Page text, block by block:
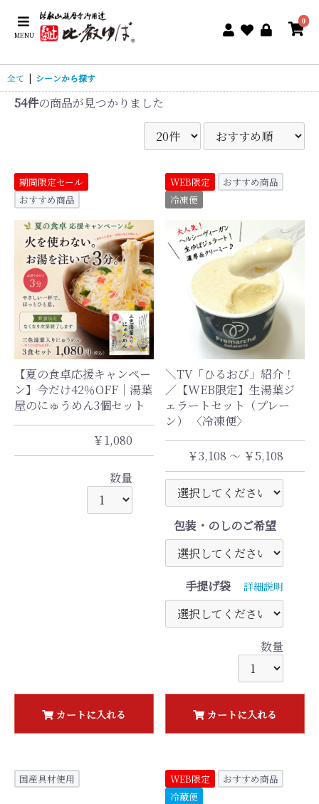
MENU
0
全て | シーンから探す
54件の商品が見つかりました
期間限定セール
おすすめ商品
【夏の食卓応援キャンペー
ン】今だけ42％OFF｜湯葉
屋のにゅうめん3個セット
￥1,080
数量
カートに入れる
WEB限定
おすすめ商品
冷凍便
＼TV「ひるおび」紹介！
／【WEB限定】生湯葉ジ
ェラートセット（プレー
ン） 〈冷凍便〉
￥3,108 ～ ￥5,108
包装・のしのご希望
手提げ袋 詳細説明
数量
カートに入れる
国産具材使用 WEB限定
おすすめ商品
冷蔵便